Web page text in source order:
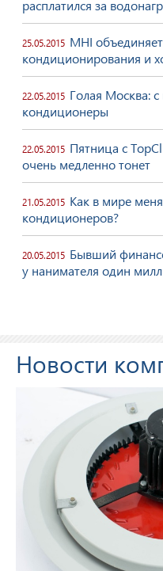
расплатился за
25.05.2015 MHI
кондиционирования и
22.05.2015 Голая Москва:
кондиционеры
22.05.2015 Пятница с
очень медленно тонет
21.05.2015 Как в мире
кондиционеров?
20.05.2015 Бывший
у нанимателя один
Новости